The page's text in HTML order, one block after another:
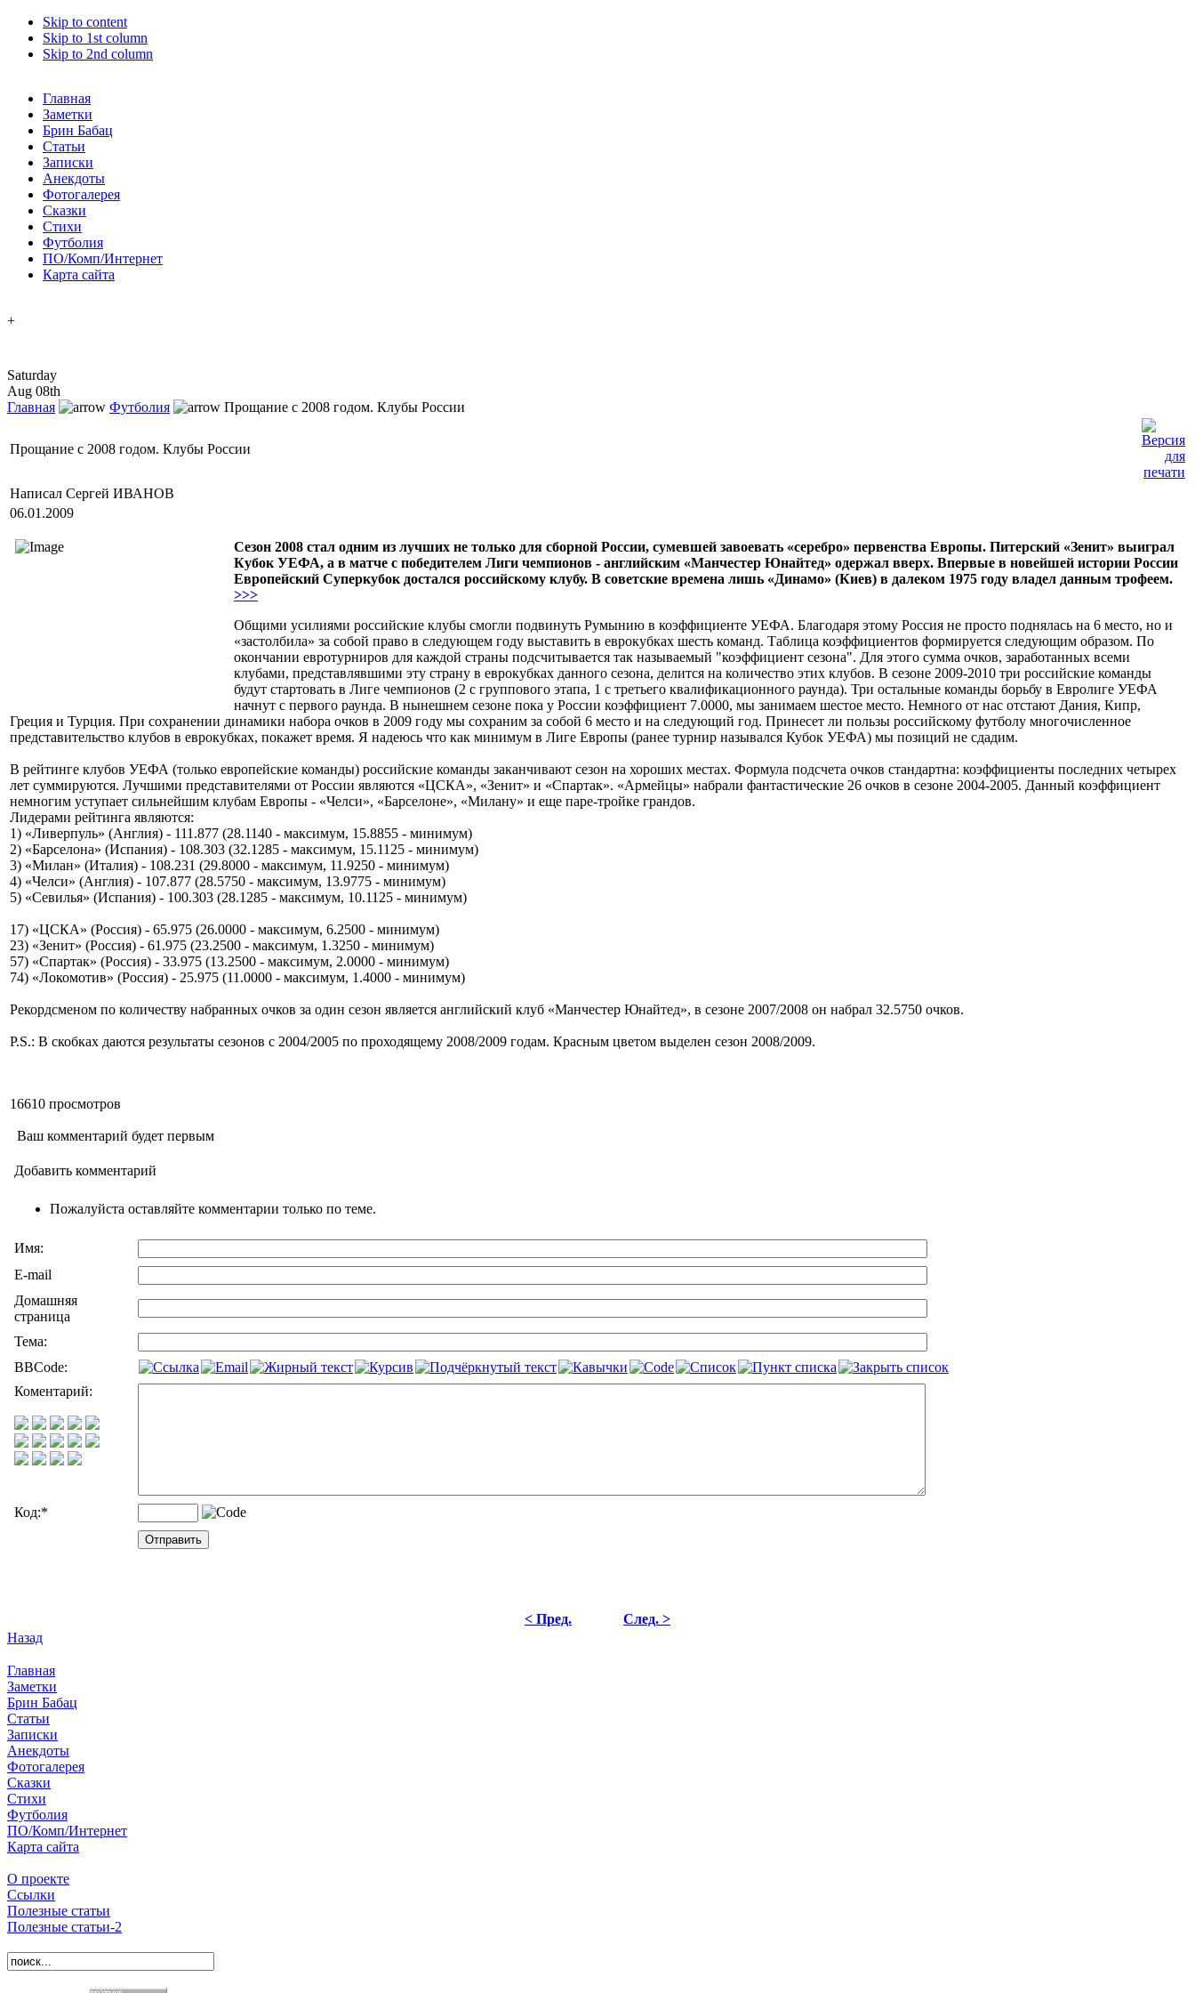
Skip to content
Skip to 1st column
Skip to 2nd column
Главная
Заметки
Брин Бабац
Статьи
Записки
Анекдоты
Фотогалерея
Сказки
Стихи
Футболия
ПО/Комп/Интернет
Карта сайта
+
Saturday
Aug 08th
Главная
Футболия Прощание с 2008 годом. Клубы России
Прощание с 2008 годом. Клубы России
Написал Сергей ИВАНОВ
06.01.2009
Сезон 2008 стал одним из лучших не только для сборной России, сумевшей завоевать «серебро» первенства Европы. Питерский «Зенит» выиграл
Кубок УЕФА, а в матче с победителем Лиги чемпионов - английским «Манчестер Юнайтед» одержал вверх. Впервые в новейшей истории России
Европейский Суперкубок достался российскому клубу. В советские времена лишь «Динамо» (Киев) в далеком 1975 году владел данным трофеем.
>>>
Общими усилиями российские клубы смогли подвинуть Румынию в коэффициенте УЕФА. Благодаря этому Россия не просто поднялась на 6 место, но и
«застолбила» за собой право в следующем году выставить в еврокубках шесть команд. Таблица коэффициентов формируется следующим образом. По
окончании евротурниров для каждой страны подсчитывается так называемый "коэффициент сезона". Для этого сумма очков, заработанных всеми
клубами, представлявшими эту страну в еврокубках данного сезона, делится на количество этих клубов. В сезоне 2009-2010 три российские команды
будут стартовать в Лиге чемпионов (2 с группового этапа, 1 с третьего квалификационного раунда). Три остальные команды борьбу в Евролиге УЕФА
начнут с первого раунда. В нынешнем сезоне пока у России коэффициент 7.0000, мы занимаем шестое место. Немного от нас отстают Дания, Кипр,
Греция и Турция. При сохранении динамики набора очков в 2009 году мы сохраним за собой 6 место и на следующий год. Принесет ли пользы российскому футболу многочисленное
представительство клубов в еврокубках, покажет время. Я надеюсь что как минимум в Лиге Европы (ранее турнир назывался Кубок УЕФА) мы позиций не сдадим.
В рейтинге клубов УЕФА (только европейские команды) российские команды заканчивают сезон на хороших местах. Формула подсчета очков стандартна: коэффициенты последних четырех
лет суммируются. Лучшими представителями от России являются «ЦСКА», «Зенит» и «Спартак». «Армейцы» набрали фантастические 26 очков в сезоне 2004-2005. Данный коэффициент
немногим уступает сильнейшим клубам Европы - «Челси», «Барселоне», «Милану» и еще паре-тройке грандов.
Лидерами рейтинга являются:
1) «Ливерпуль» (Англия) - 111.877 (28.1140 - максимум, 15.8855 - минимум)
2) «Барселона» (Испания) - 108.303 (32.1285 - максимум, 15.1125 - минимум)
3) «Милан» (Италия) - 108.231 (29.8000 - максимум, 11.9250 - минимум)
4) «Челси» (Англия) - 107.877 (28.5750 - максимум, 13.9775 - минимум)
5) «Севилья» (Испания) - 100.303 (28.1285 - максимум, 10.1125 - минимум)
17) «ЦСКА» (Россия) - 65.975 (26.0000 - максимум, 6.2500 - минимум)
23) «Зенит» (Россия) - 61.975 (23.2500 - максимум, 1.3250 - минимум)
57) «Спартак» (Россия) - 33.975 (13.2500 - максимум, 2.0000 - минимум)
74) «Локомотив» (Россия) - 25.975 (11.0000 - максимум, 1.4000 - минимум)
Рекордсменом по количеству набранных очков за один сезон является английский клуб «Манчестер Юнайтед», в сезоне 2007/2008 он набрал 32.5750 очков.
P.S.: В скобках даются результаты сезонов с 2004/2005 по проходящему 2008/2009 годам. Красным цветом выделен сезон 2008/2009.
16610 просмотров
Ваш комментарий будет первым
Добавить комментарий
Пожалуйста оставляйте комментарии только по теме.
Имя:
E-mail
Домашняя
страница
Тема:
BBCode:
Коментарий:
Код:*
< Пред.
След. >
Назад
Главная
Заметки
Брин Бабац
Статьи
Записки
Анекдоты
Фотогалерея
Сказки
Стихи
Футболия
ПО/Комп/Интернет
Карта сайта
О проекте
Ссылки
Полезные статьи
Полезные статьи-2